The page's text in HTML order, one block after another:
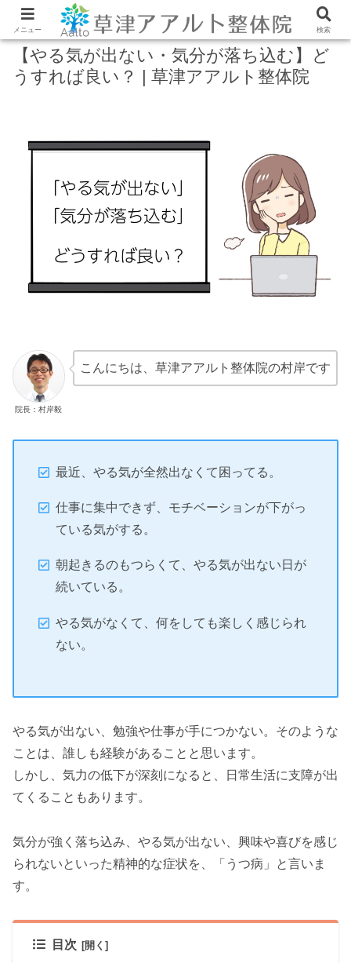
【やる気が出ない・気分が落ち込む】ど
うすれば良い？ | 草津アアルト整体院
院長：村岸毅
こんにちは、草津アアルト整体院の村岸です
最近、やる気が全然出なくて困ってる。
仕事に集中できず、モチベーションが下がっ
ている気がする。
朝起きるのもつらくて、やる気が出ない日が
続いている。
やる気がなくて、何をしても楽しく感じられ
ない。
やる気が出ない、勉強や仕事が手につかない。そのような
ことは、誰しも経験があることと思います。
しかし、気力の低下が深刻になると、日常生活に支障が出
てくることもあります。
気分が強く落ち込み、やる気が出ない、興味や喜びを感じ
られないといった精神的な症状を、「うつ病」と言いま
す。
目次
メニュー 検索